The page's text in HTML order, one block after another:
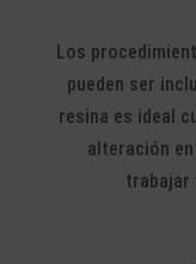
Los
pueden ser
resina es ideal
alteración
trabajar